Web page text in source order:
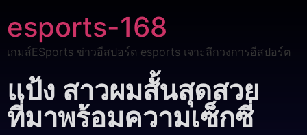
esports-168
เกมส์ESports ข่าวอีสปอร์ต esports เจาะลึกวงการอีสปอร์ต
แป้ง สาวผมสั้นสุดสวย
ที่มาพร้อมความเซ็กซี่